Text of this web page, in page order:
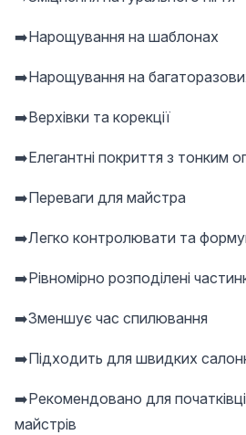
➡️Нарощування на шаблонах
➡️Нарощування на
➡️Верхівки та корекції
➡️Елегантні покриття з тонким
➡️Переваги для майстра
➡️Легко контролювати та
➡️Рівномірно розподілені
➡️Зменшує час спилювання
➡️Підходить для швидких
➡️Рекомендовано для
майстрів